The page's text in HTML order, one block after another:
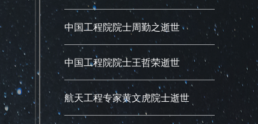
中国工程院院士周勤之逝世
中国工程院院士王哲荣逝世
航天工程专家黄文虎院士逝世